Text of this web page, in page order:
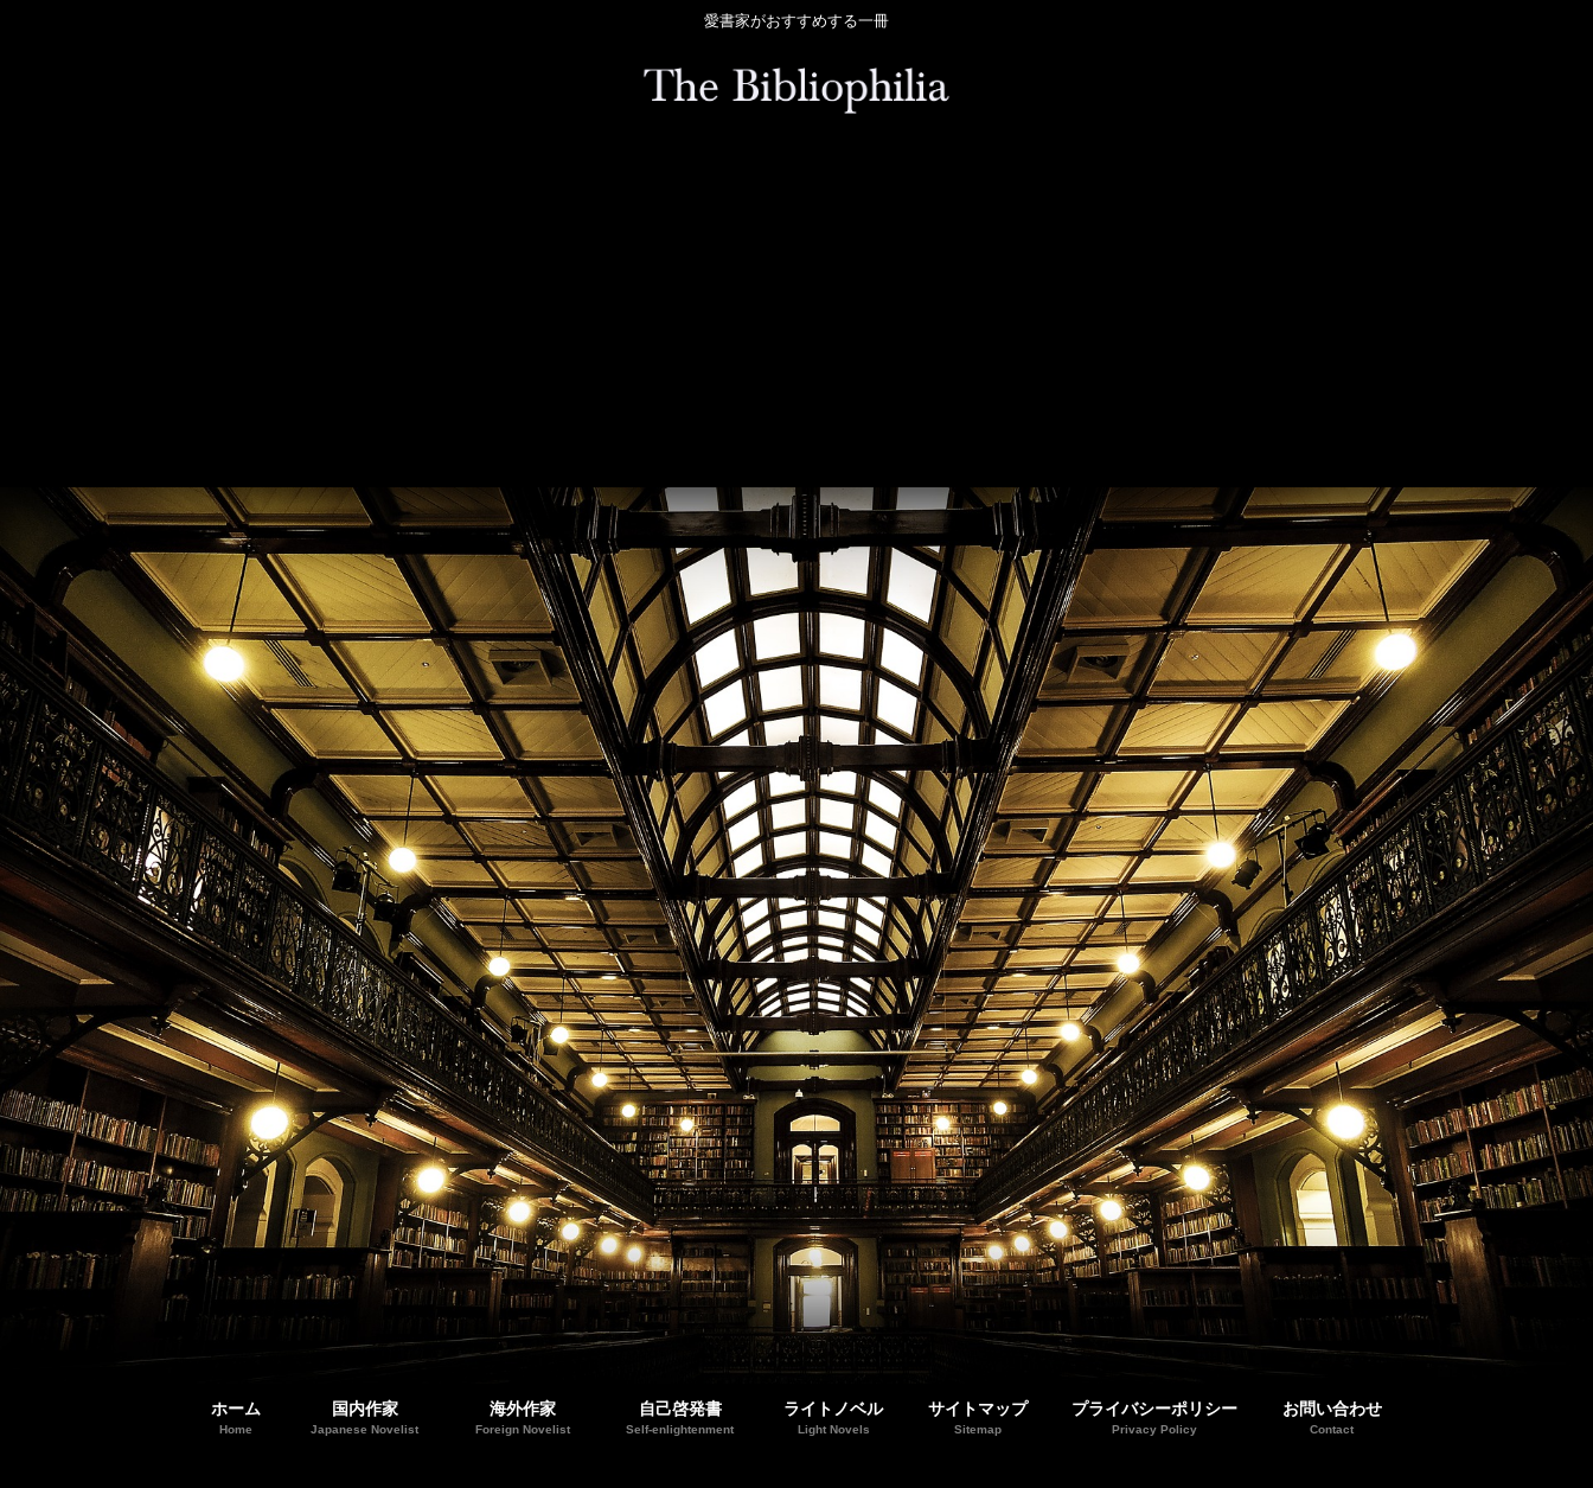
愛書家がおすすめする一冊
ホーム
Home
国内作家
Japanese Novelist
海外作家
Foreign Novelist
自己啓発書
Self-enlightenment
ライトノベル
Light Novels
サイトマップ
Sitemap
プライバシーポリシー
Privacy Policy
お問い合わせ
Contact